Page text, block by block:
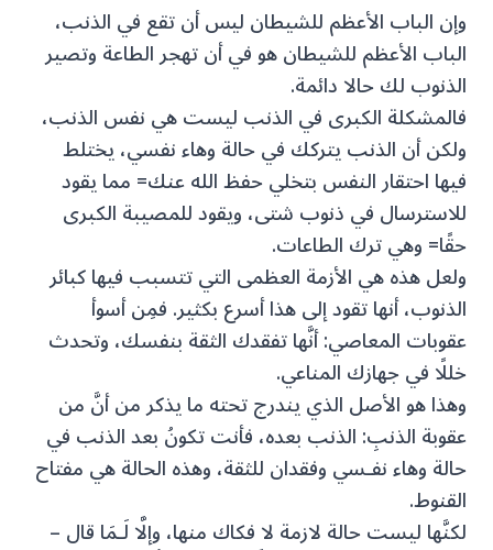
وإن الباب الأعظم للشيطان ليس أن تقع في الذنب،
الباب الأعظم للشيطان هو في أن تهجر الطاعة وتصير
الذنوب لك حالا دائمة.
فالمشكلة الكبرى في الذنب ليست هي نفس الذنب،
ولكن أن الذنب يتركك في حالة وهاء نفسي، يختلط
فيها احتقار النفس بتخلي حفظ الله عنك= مما يقود
للاسترسال في ذنوب شتى، ويقود للمصيبة الكبرى
حقًا= وهي ترك الطاعات.
ولعل هذه هي الأزمة العظمى التي تتسبب فيها كبائر
الذنوب، أنها تقود إلى هذا أسرع بكثير. فمِن أسوأ
عقوبات المعاصي: أنَّها تفقدك الثقة بنفسك، وتحدث
خللًا في جهازك المناعي.
وهذا هو الأصل الذي يندرج تحته ما يذكر من أنَّ من
عقوبة الذنبِ: الذنب بعده، فأنت تكونُ بعد الذنب في
حالة وهاء نفـسي وفقدان للثقة، وهذه الحالة هي مفتاح
القنوط.
لكنَّها ليست حالة لازمة لا فكاك منها، وإلَّا لَـمَا قال –